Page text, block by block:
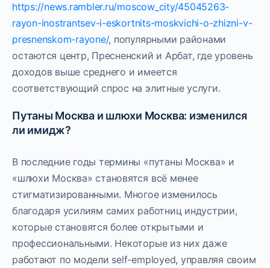
https://news.rambler.ru/moscow_city/45045263-
rayon-inostrantsev-i-eskortnits-moskvichi-o-zhizni-v-
presnenskom-rayone/, популярными районами
остаются центр, Пресненский и Арбат, где уровень
доходов выше среднего и имеется
соответствующий спрос на элитные услуги.
Путаны Москва и шлюхи Москва: изменился
ли имидж?
В последние годы термины «путаны Москва» и
«шлюхи Москва» становятся всё менее
стигматизированными. Многое изменилось
благодаря усилиям самих работниц индустрии,
которые становятся более открытыми и
профессиональными. Некоторые из них даже
работают по модели self-employed, управляя своим